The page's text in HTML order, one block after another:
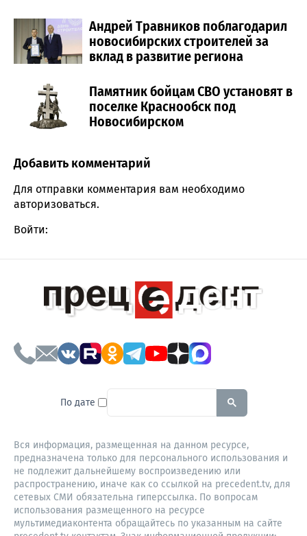
Андрей Травников поблагодарил
новосибирских строителей за
вклад в развитие региона
Памятник бойцам СВО установят в
поселке Краснообск под
Новосибирском
Comment section
Добавить комментарий
Для отправки комментария вам необходимо
авторизоваться.
Войти:
По дате To search this site, enter a
Вся информация, размещенная на данном ресурсе,
предназначена только для персонального использования и
не подлежит дальнейшему воспроизведению или
распространению, иначе как со ссылкой на precedent.tv, для
сетевых СМИ обязательна гиперссылка. По вопросам
использования размещенного на ресурсе
мультимедиаконтента обращайтесь по указанным на сайте